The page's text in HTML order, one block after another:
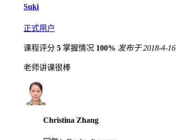
Suki
正式用户
课程评分 5 掌握情况 100% 发布于 2018-4-16
老师讲课很棒
Christina Zhang